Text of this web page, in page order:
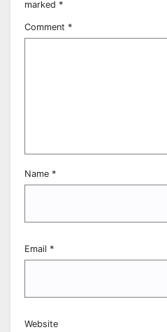
marked *
Comment *
Name *
Email *
Website